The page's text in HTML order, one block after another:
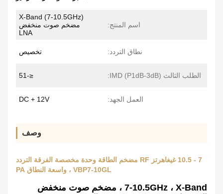
اسم المنتج:
X-Band (7-10.5GHz)
مضخم صوت منخفض
LNA
نطاق التردد: تخصيص
الطلب الثالث IMD (P1dB-3dB): ≤-51
العمل الجهد: DC + 12V
وصف
7 - 10.5 غيغاهرتز RF مضخم الطاقة وحدة مخصصة الفرقة التردد
VBP7-10GL ، واسعة النطاق PA
7-10.5GHz ، X-Band ، مضخم صوت منخفض